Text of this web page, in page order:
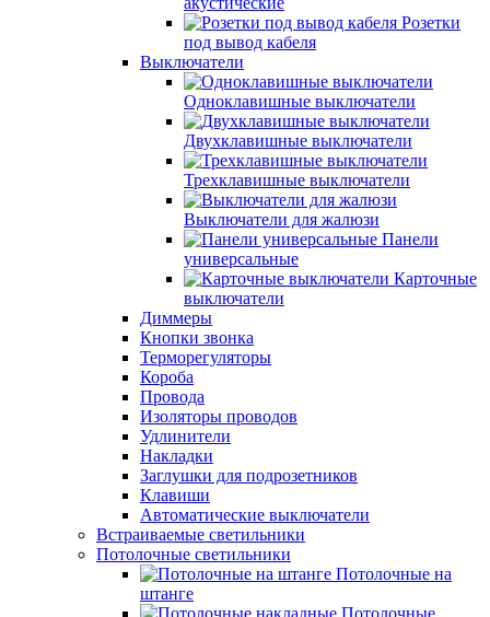
Розетки
под вывод кабеля
Выключатели
Одноклавишные выключатели
Двухклавишные выключатели
Трехклавишные выключатели
Выключатели для жалюзи
Панели
универсальные
Карточные
выключатели
Диммеры
Кнопки звонка
Терморегуляторы
Короба
Провода
Изоляторы проводов
Удлинители
Накладки
Заглушки для подрозетников
Клавиши
Автоматические выключатели
Встраиваемые светильники
Потолочные светильники
Потолочные на
штанге
Потолочные